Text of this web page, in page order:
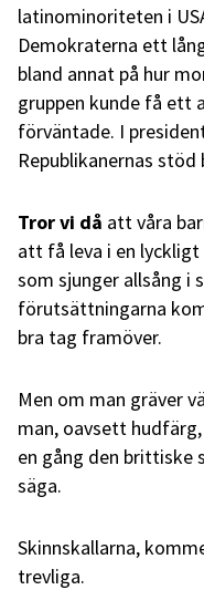
latinominoriteten i
Demokraterna ett
bland annat på hur
gruppen kunde få ett
förväntade. I
Republikanernas
Tror vi då att våra
att få leva i en
som sjunger allsång i
förutsättningarna
bra tag framöver.
Men om man gräver
man, oavsett
en gång den brittiske
säga.
Skinnskallarna,
trevliga.